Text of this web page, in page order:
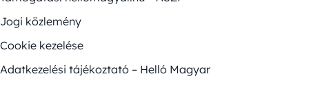
Jogi közlemény
Cookie kezelése
Adatkezelési tájékoztató – Helló Magyar